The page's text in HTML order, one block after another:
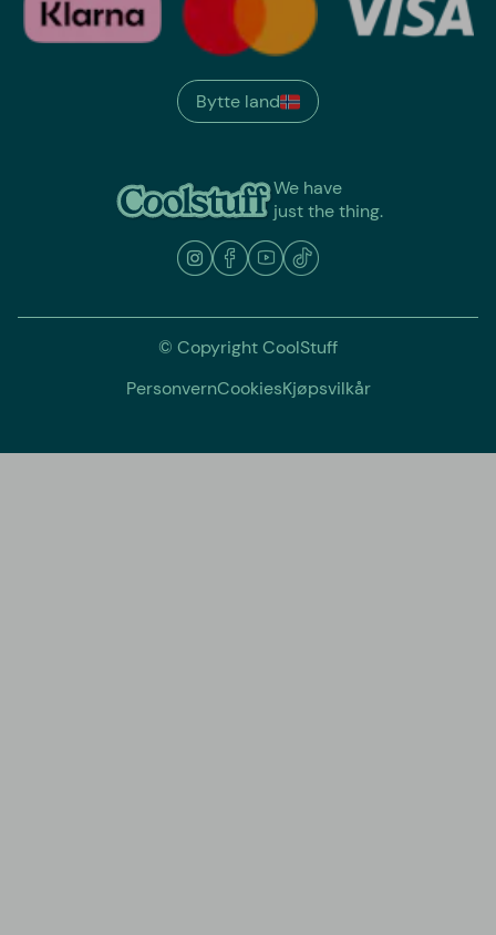
We have
just the thing.
Bytte land
© Copyright CoolStuff
PersonvernCookiesKjøpsvilkår